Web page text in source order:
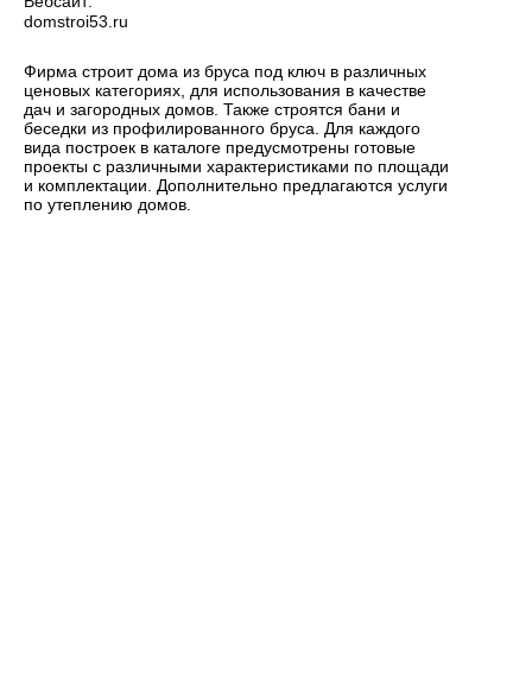
domstroi53.ru
Фирма строит дома из бруса под ключ в различных
ценовых категориях, для использования в качестве
дач и загородных домов. Также строятся бани и
беседки из профилированного бруса. Для каждого
вида построек в каталоге предусмотрены готовые
проекты с различными характеристиками по площади
и комплектации. Дополнительно предлагаются услуги
по утеплению домов.